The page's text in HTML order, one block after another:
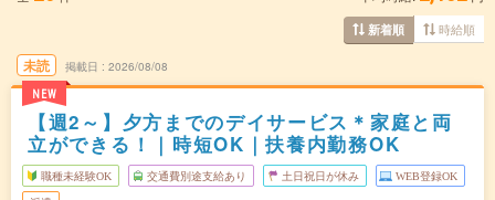
新着順 時給順
未読
NEW
掲載日 2026/08/08
【週2～】夕方までのデイサービス＊家庭と両
立ができる！｜時短OK｜扶養内勤務OK
職種未経験OK 交通費別途支給あり 土日祝日が休み WEB登録OK